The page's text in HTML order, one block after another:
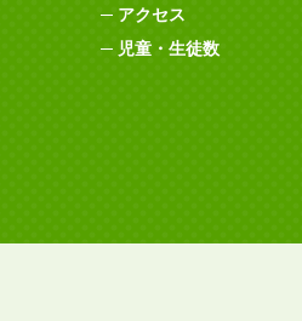
アクセス
児童・生徒数